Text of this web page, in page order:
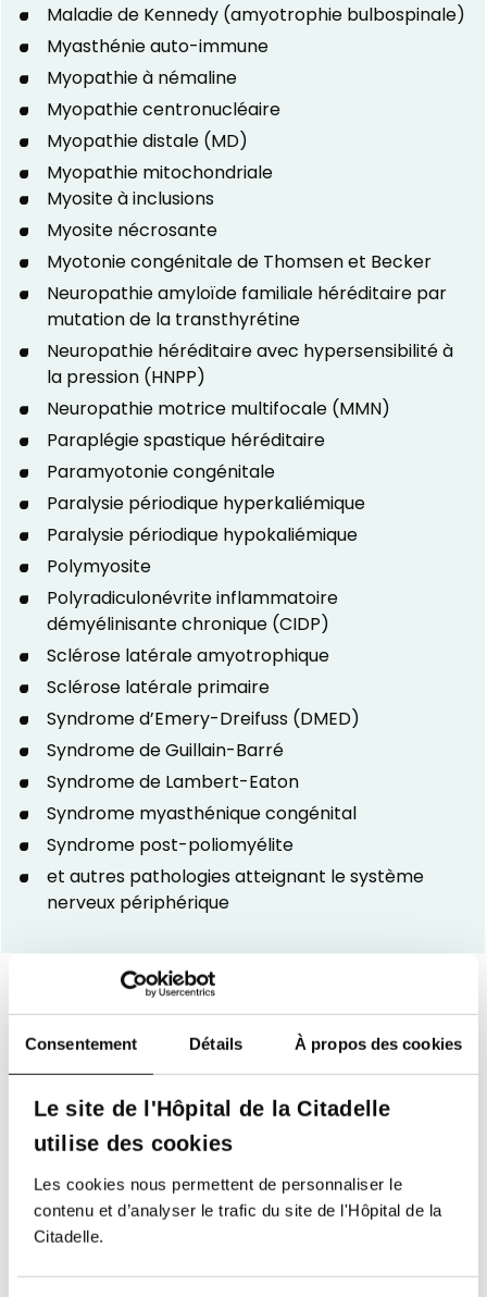
Consentement Détails À propos des cookies
Le site de l'Hôpital de la Citadelle
utilise des cookies
Les cookies nous permettent de personnaliser le
contenu et d’analyser le trafic du site de l'Hôpital de la
Citadelle.
Maladie de Kennedy (amyotrophie bulbospinale)
Myasthénie auto-immune
Myopathie à némaline
Myopathie centronucléaire
Myopathie distale (MD)
Myopathie mitochondriale
Myosite à inclusions
Myosite nécrosante
Myotonie congénitale de Thomsen et Becker
Neuropathie amyloïde familiale héréditaire par
mutation de la transthyrétine
Neuropathie héréditaire avec hypersensibilité à
la pression (HNPP)
Neuropathie motrice multifocale (MMN)
Paraplégie spastique héréditaire
Paramyotonie congénitale
Paralysie périodique hyperkaliémique
Paralysie périodique hypokaliémique
Polymyosite
Polyradiculonévrite inflammatoire
démyélinisante chronique (CIDP)
Sclérose latérale amyotrophique
Sclérose latérale primaire
Syndrome d’Emery-Dreifuss (DMED)
Syndrome de Guillain-Barré
Syndrome de Lambert-Eaton
Syndrome myasthénique congénital
Syndrome post-poliomyélite
et autres pathologies atteignant le système
nerveux périphérique
Une collaboration
étroite avec les
acteurs de
première ligne
particulière à la collaboration avec les